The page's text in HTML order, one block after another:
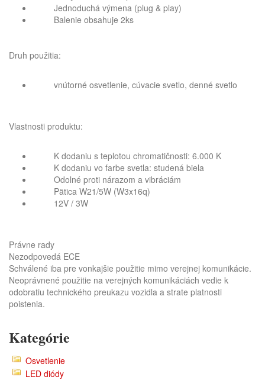
Jednoduchá výmena (plug & play)
Balenie obsahuje 2ks
Druh použitia:
vnútorné osvetlenie, cúvacie svetlo, denné svetlo
Vlastnosti produktu:
K dodaniu s teplotou chromatičnosti: 6.000 K
K dodaniu vo farbe svetla: studená biela
Odolné proti nárazom a vibráciám
Pätica W21/5W (W3x16q)
12V / 3W
Právne rady
Nezodpovedá ECE
Schválené iba pre vonkajšie použitie mimo verejnej komunikácie.
Neoprávnené použitie na verejných komunikáciách vedie k
odobratiu technického preukazu vozidla a strate platnosti
poistenia.
Kategórie
Osvetlenie
LED diódy